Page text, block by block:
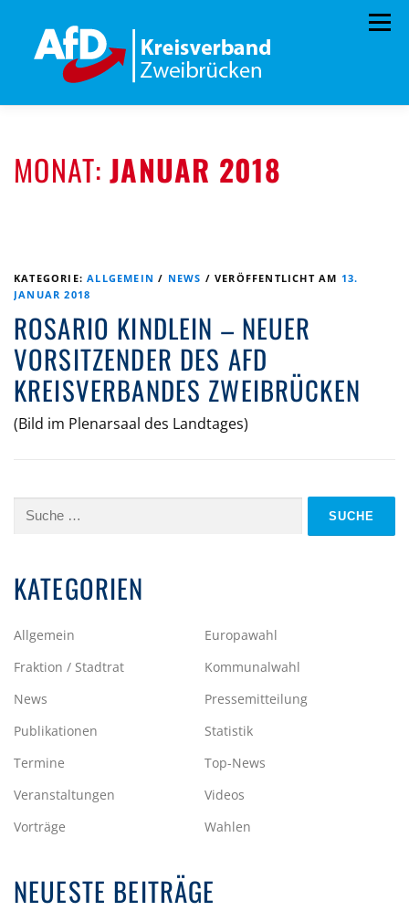
springen
Menü
PROGRAMM VORSTAND ARCHIV
MONAT: JANUAR 2018
KATEGORIE:ALLGEMEIN / NEWS /VERÖFFENTLICHT AM 13.
JANUAR 2018
ROSARIO KINDLEIN – NEUER
VORSITZENDER DES AFD
KREISVERBANDES ZWEIBRÜCKEN
(Bild im Plenarsaal des Landtages)
Suche
KATEGORIEN
Allgemein
Europawahl
Fraktion / Stadtrat
Kommunalwahl
News
Pressemitteilung
Publikationen
Statistik
Termine
Top-News
Veranstaltungen
Videos
Vorträge
Wahlen
NEUESTE BEITRÄGE